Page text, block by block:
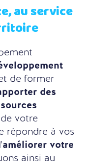
au service
de former
des
votre
répondre à vos
améliorer votre
ainsi au